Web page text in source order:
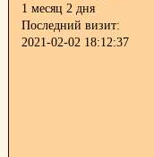
1 месяц 2 дня
Последний визит:
2021-02-02 18:12:37